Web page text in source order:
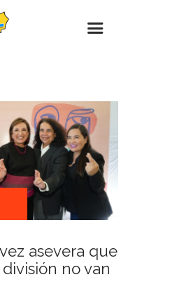
asevera que
no van